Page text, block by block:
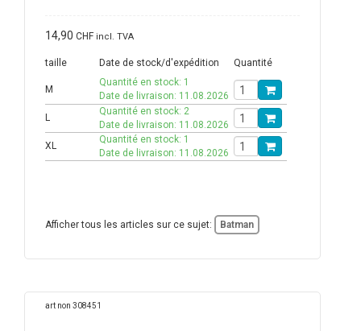
14,90 CHF incl. TVA
taille Date de stock/d'expédition Quantité
M
Quantité en stock: 1
Date de livraison: 11.08.2026
L
Quantité en stock: 2
Date de livraison: 11.08.2026
XL
Quantité en stock: 1
Date de livraison: 11.08.2026
Afficher tous les articles sur ce sujet: Batman
art non 308451